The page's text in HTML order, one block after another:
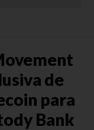
de
para
Bank